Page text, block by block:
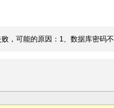
，可能的原因：1、数据库密码